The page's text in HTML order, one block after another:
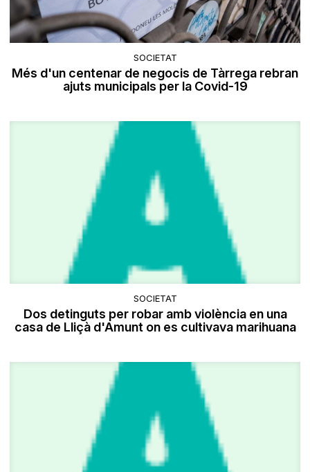
SOCIETAT
Més d'un centenar de negocis de Tàrrega rebran
ajuts municipals per la Covid-19
SOCIETAT
Dos detinguts per robar amb violència en una
casa de Lliçà d'Amunt on es cultivava marihuana